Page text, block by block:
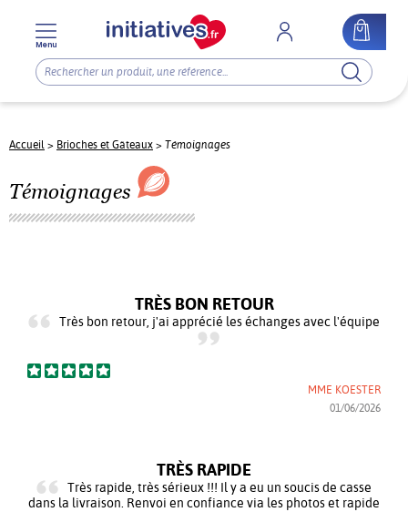
Accueil > Brioches et Gâteaux > Témoignages
Témoignages
TRÈS BON RETOUR
Très bon retour, j'ai apprécié les échanges avec l'équipe
MME KOESTER
01/06/2026
TRÈS RAPIDE
Très rapide, très sérieux !!! Il y a eu un soucis de casse
dans la livraison. Renvoi en confiance via les photos et rapide
Menu